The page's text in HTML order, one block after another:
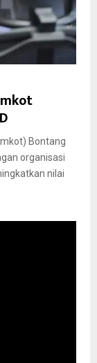
Bontang
organisasi
nilai